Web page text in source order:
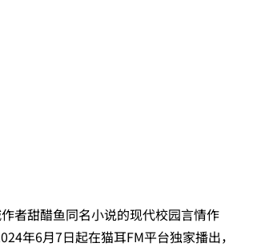
者甜醋鱼同名小说的现代校园言情作
年6月7日起在猫耳FM平台独家播出，